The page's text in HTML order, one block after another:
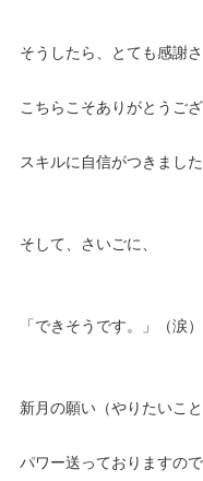
そうしたら、とても感謝さ
こちらこそありがとうご
スキルに自信がつきました
そして、さいごに、
「できそうです。」（涙
新月の願い（やりたいこと
パワー送っておりますので